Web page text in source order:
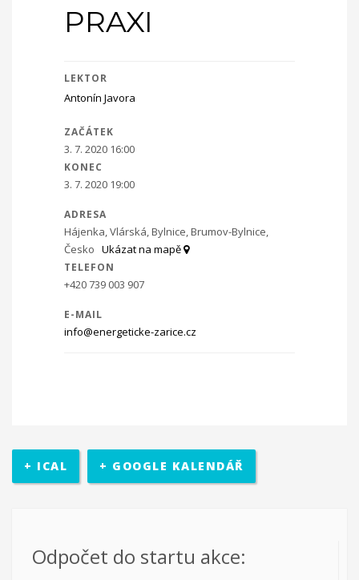
PRAXI
LEKTOR
Antonín Javora
ZAČÁTEK
3. 7. 2020 16:00
KONEC
3. 7. 2020 19:00
ADRESA
Hájenka, Vlárská, Bylnice, Brumov-Bylnice,
Česko Ukázat na mapě
TELEFON
+420 739 003 907
E-MAIL
info@energeticke-zarice.cz
+ ICAL + GOOGLE KALENDÁŘ
Odpočet do startu akce: